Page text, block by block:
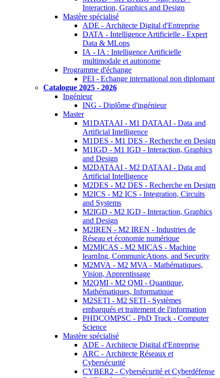
Interaction, Graphics and Design
Mastère spécialisé
ADE - Architecte Digital d'Entreprise
DATA - Intelligence Artificielle - Expert
Data & MLops
IA - IA : Intelligence Artificielle
multimodale et autonome
Programme d'échange
PEI - Echange international non diplomant
Catalogue 2025 - 2026
Ingénieur
ING - Diplôme d'ingénieur
Master
M1DATAAI - M1 DATAAI - Data and
Artificial Intelligence
M1DES - M1 DES - Recherche en Design
M1IGD - M1 IGD - Interaction, Graphics
and Design
M2DATAAI - M2 DATAAI - Data and
Artificial Intelligence
M2DES - M2 DES - Recherche en Design
M2ICS - M2 ICS - Integration, Circuits
and Systems
M2IGD - M2 IGD - Interaction, Graphics
and Design
M2IREN - M2 IREN - Industries de
Réseau et économie numérique
M2MICAS - M2 MICAS - Machine
learnIng, CommunicAtions, and Security
M2MVA - M2 MVA - Mathématiques,
Vision, Apprentissage
M2QMI - M2 QMI - Quantique,
Mathématiques, Informatique
M2SETI - M2 SETI - Systèmes
embarqués et traitement de l'information
PHDCOMPSC - PhD Track - Computer
Science
Mastère spécialisé
ADE - Architecte Digital d'Entreprise
ARC - Architecte Réseaux et
Cybersécurité
CYBER2 - Cybersécurité et Cyberdéfense